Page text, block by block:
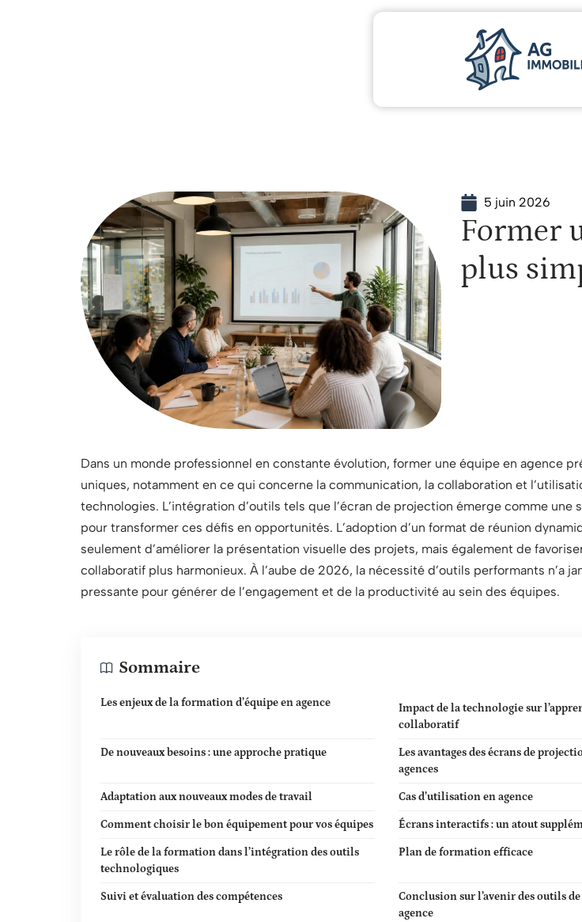
5 juin 2026
Former
plus
Dans un monde professionnel en constante évolution, former une équipe en agence
uniques, notamment en ce qui concerne la communication, la collaboration et
technologies. L’intégration d’outils tels que l’écran de projection émerge comme une
pour transformer ces défis en opportunités. L’adoption d’un format de réunion
seulement d’améliorer la présentation visuelle des projets, mais également de
collaboratif plus harmonieux. À l’aube de 2026, la nécessité d’outils performants n’a
pressante pour générer de l’engagement et de la productivité au sein des équipes.
Sommaire
Les enjeux de la formation d’équipe en agence
Impact de la technologie sur
collaboratif
De nouveaux besoins : une approche pratique
Les avantages des écrans de
agences
Adaptation aux nouveaux modes de travail Cas d’utilisation en agence
Comment choisir le bon équipement pour vos équipes Écrans interactifs : un atout
Le rôle de la formation dans l’intégration des outils
technologiques
Plan de formation efficace
Suivi et évaluation des compétences
Conclusion sur l’avenir des outils
agence